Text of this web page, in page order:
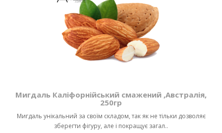
Мигдаль Каліфорнійський смажений ,Австралія,
250гр
Мигдаль унікальний за своїм складом, так як не тільки дозволяє
зберегти фігуру, але і покращує загал..